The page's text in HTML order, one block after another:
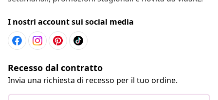
I nostri account sui social media
Recesso dal contratto
Invia una richiesta di recesso per il tuo ordine.